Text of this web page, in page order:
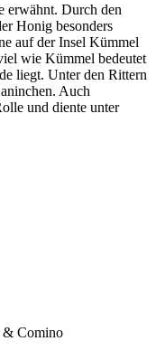
erwähnt. Durch den
Honig besonders
auf der Insel Kümmel
wie Kümmel bedeutet
liegt. Unter den Rittern
Auch
und diente unter
& Comino